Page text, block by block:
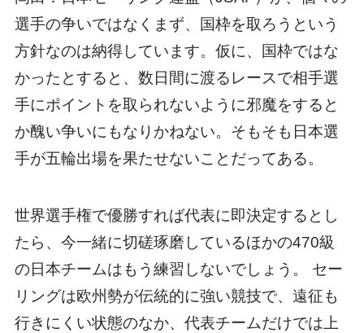
選手の争いではなくまず、国枠を取ろうという
方針なのは納得しています。仮に、国枠ではな
かったとすると、数日間に渡るレースで相手選
手にポイントを取られないように邪魔をすると
か醜い争いにもなりかねない。そもそも日本選
手が五輪出場を果たせないことだってある。
世界選手権で優勝すれば代表に即決定するとし
たら、今一緒に切磋琢磨しているほかの470級
の日本チームはもう練習しないでしょう。 セー
リングは欧州勢が伝統的に強い競技で、遠征も
行きにくい状態のなか、代表チームだけでは上